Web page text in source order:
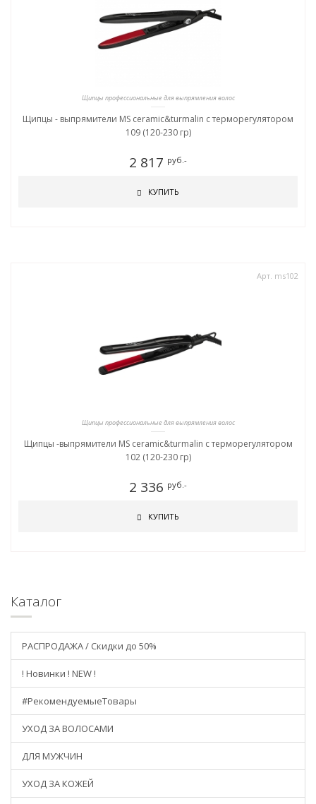
Щипцы профессиональные для выпрямления волос
Щипцы - выпрямители MS ceramic&turmalin c терморегулятором
109 (120-230 гр)
2 817 руб.-
КУПИТЬ
Арт. ms102
Щипцы профессиональные для выпрямления волос
Щипцы -выпрямители MS ceramic&turmalin c терморегулятором
102 (120-230 гр)
2 336 руб.-
КУПИТЬ
Каталог
РАСПРОДАЖА / Скидки до 50%
! Новинки ! NEW !
#РекомендуемыеТовары
УХОД ЗА ВОЛОСАМИ
ДЛЯ МУЖЧИН
УХОД ЗА КОЖЕЙ